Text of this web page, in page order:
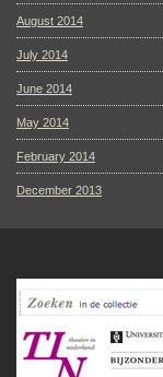
August 2014
July 2014
June 2014
May 2014
February 2014
December 2013